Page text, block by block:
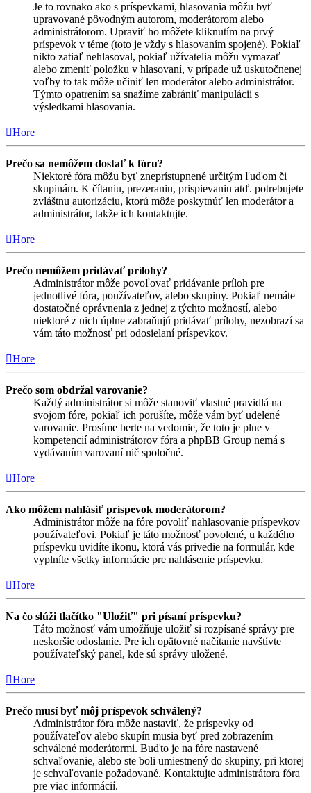
Je to rovnako ako s príspevkami, hlasovania môžu byť
upravované pôvodným autorom, moderátorom alebo
administrátorom. Upraviť ho môžete kliknutím na prvý
príspevok v téme (toto je vždy s hlasovaním spojené). Pokiaľ
nikto zatiaľ nehlasoval, pokiaľ užívatelia môžu vymazať
alebo zmeniť položku v hlasovaní, v prípade už uskutočnenej
voľby to tak môže učiniť len moderátor alebo administrátor.
Týmto opatrením sa snažíme zabrániť manipulácii s
výsledkami hlasovania.
Hore
Prečo sa nemôžem dostať k fóru?
Niektoré fóra môžu byť zneprístupnené určitým ľuďom či
skupinám. K čítaniu, prezeraniu, prispievaniu atď. potrebujete
zvláštnu autorizáciu, ktorú môže poskytnúť len moderátor a
administrátor, takže ich kontaktujte.
Hore
Prečo nemôžem pridávať prílohy?
Administrátor môže povoľovať pridávanie príloh pre
jednotlivé fóra, používateľov, alebo skupiny. Pokiaľ nemáte
dostatočné oprávnenia z jednej z týchto možností, alebo
niektoré z nich úplne zabraňujú pridávať prílohy, nezobrazí sa
vám táto možnosť pri odosielaní príspevkov.
Hore
Prečo som obdržal varovanie?
Každý administrátor si môže stanoviť vlastné pravidlá na
svojom fóre, pokiaľ ich porušíte, môže vám byť udelené
varovanie. Prosíme berte na vedomie, že toto je plne v
kompetencií administrátorov fóra a phpBB Group nemá s
vydávaním varovaní nič spoločné.
Hore
Ako môžem nahlásiť príspevok moderátorom?
Administrátor môže na fóre povoliť nahlasovanie príspevkov
používateľovi. Pokiaľ je táto možnosť povolené, u každého
príspevku uvidíte ikonu, ktorá vás privedie na formulár, kde
vyplníte všetky informácie pre nahlásenie príspevku.
Hore
Na čo slúži tlačítko "Uložiť" pri písaní príspevku?
Táto možnosť vám umožňuje uložiť si rozpísané správy pre
neskoršie odoslanie. Pre ich opätovné načítanie navštívte
používateľský panel, kde sú správy uložené.
Hore
Prečo musí byť môj príspevok schválený?
Administrátor fóra môže nastaviť, že príspevky od
používateľov alebo skupín musia byť pred zobrazením
schválené moderátormi. Buďto je na fóre nastavené
schvaľovanie, alebo ste boli umiestnený do skupiny, pri ktorej
je schvaľovanie požadované. Kontaktujte administrátora fóra
pre viac informácií.